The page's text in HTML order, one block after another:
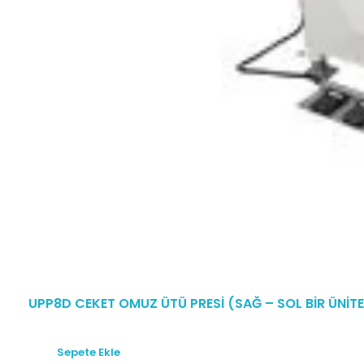
UPP8D CEKET OMUZ ÜTÜ PRESİ (SAĞ – SOL BİR
Sepete Ekle